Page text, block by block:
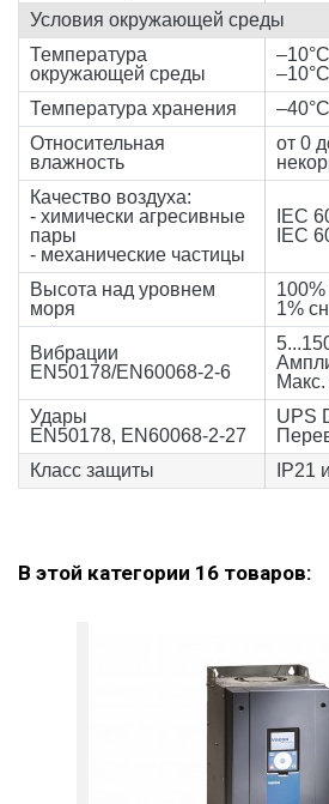
Условия окружающей среды
Температура
окружающей среды
Температура хранения
Относительная
влажность
от 0
Качество воздуха:
- химически агресивные
пары
- механические частицы
IEC
IEC
Высота над уровнем
моря
1%
Вибрации
EN50178/EN60068-2-6
Удары
EN50178, EN60068-2-27
UPS
Класс защиты
IP21
В этой категории 16 товаров: